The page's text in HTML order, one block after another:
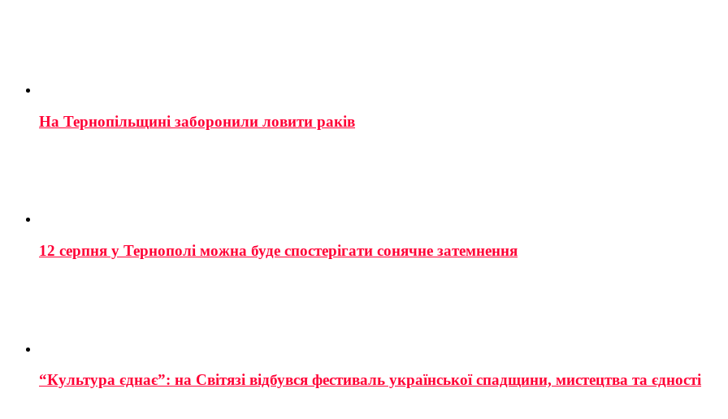
На Тернопільщині заборонили ловити раків
12 серпня у Тернополі можна буде спостерігати сонячне затемнення
“Культура єднає”: на Світязі відбувся фестиваль української спадщини, мистецтва та єдності